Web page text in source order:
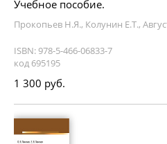
Учебное пособие.
Прокопьев Н.Я., Колунин Е.Т.,
ISBN: 978-5-466-06833-7
код 695195
1 300 руб.